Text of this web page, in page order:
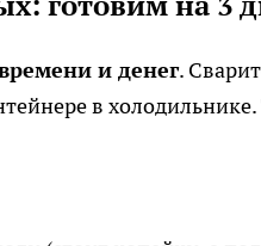
и денег.
в